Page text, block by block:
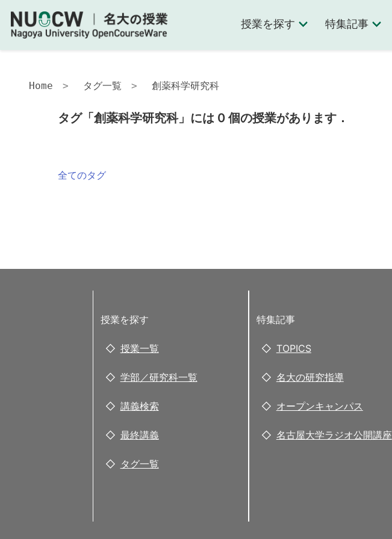
授業を探す 特集記事
Home タグ一覧 創薬科学研究科
タグ「創薬科学研究科」には 0 個の授業があります．
全てのタグ
授業を探す
授業一覧
学部／研究科一覧
講義検索
最終講義
タグ一覧
特集記事
TOPICS
名大の研究指導
オープンキャンパス
名古屋大学ラジオ公開講座